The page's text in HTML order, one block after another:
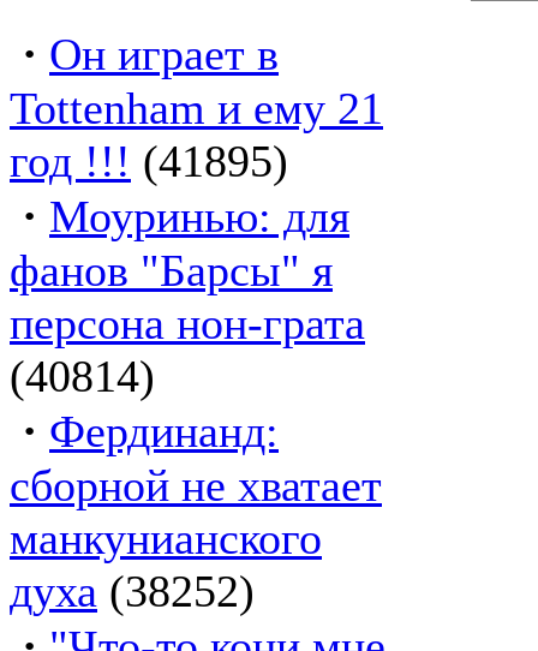
· Он играет в
Tottenham и ему 21
год !!! (41895)
· Моуринью: для
фанов "Барсы" я
персона нон-грата
(40814)
· Фердинанд:
сборной не хватает
манкунианского
духа (38252)